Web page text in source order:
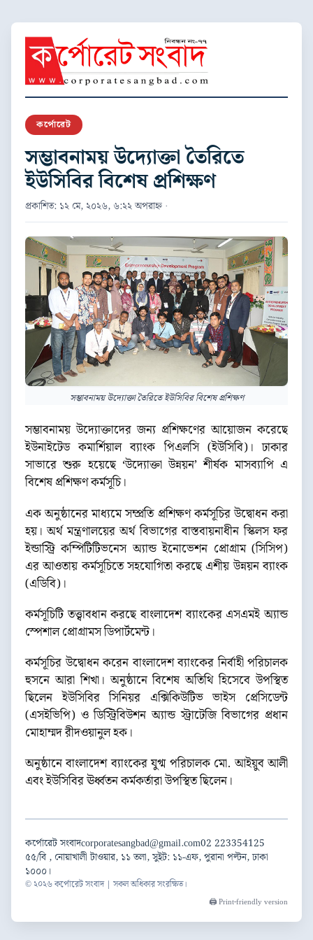
কর্পোরেট
সম্ভাবনাময় উদ্যোক্তা তৈরিতে
ইউসিবির বিশেষ প্রশিক্ষণ
প্রকাশিত: ১২ মে, ২০২৬, ৬:২২ অপরাহ্ন ·
সম্ভাবনাময় উদ্যোক্তা তৈরিতে ইউসিবির বিশেষ প্রশিক্ষণ
সম্ভাবনাময় উদ্যোক্তাদের জন্য প্রশিক্ষণের আয়োজন করেছে
ইউনাইটেড কমার্শিয়াল ব্যাংক পিএলসি (ইউসিবি)। ঢাকার
সাভারে শুরু হয়েছে ‘উদ্যোক্তা উন্নয়ন’ শীর্ষক মাসব্যাপি এ
বিশেষ প্রশিক্ষণ কর্মসূচি।
এক অনুষ্ঠানের মাধ্যমে সম্প্রতি প্রশিক্ষণ কর্মসূচির উদ্বোধন করা
হয়। অর্থ মন্ত্রণালয়ের অর্থ বিভাগের বাস্তবায়নাধীন স্কিলস ফর
ইন্ডাস্ট্রি কম্পিটিটিভনেস অ্যান্ড ইনোভেশন প্রোগ্রাম (সিসিপ)
এর আওতায় কর্মসূচিতে সহযোগিতা করছে এশীয় উন্নয়ন ব্যাংক
(এডিবি)।
কর্মসূচিটি তত্ত্বাবধান করছে বাংলাদেশ ব্যাংকের এসএমই অ্যান্ড
স্পেশাল প্রোগ্রামস ডিপার্টমেন্ট।
কর্মসূচির উদ্বোধন করেন বাংলাদেশ ব্যাংকের নির্বাহী পরিচালক
হুসনে আরা শিখা। অনুষ্ঠানে বিশেষ অতিথি হিসেবে উপস্থিত
ছিলেন ইউসিবির সিনিয়র এক্সিকিউটিভ ভাইস প্রেসিডেন্ট
(এসইভিপি) ও ডিস্ট্রিবিউশন অ্যান্ড স্ট্রাটেজি বিভাগের প্রধান
মোহাম্মদ রীদওয়ানুল হক।
অনুষ্ঠানে বাংলাদেশ ব্যাংকের যুগ্ম পরিচালক মো. আইয়ুব আলী
এবং ইউসিবির ঊর্ধ্বতন কর্মকর্তারা উপস্থিত ছিলেন।
কর্পোরেট সংবাদcorporatesangbad@gmail.com02 223354125
৫৫/বি , নোয়াখালী টাওয়ার, ১১ তলা, সুইট: ১১-এফ, পুরানা পল্টন, ঢাকা
১০০০।
© ২০২৬ কর্পোরেট সংবাদ | সকল অধিকার সংরক্ষিত।
🖨️ Print-friendly version